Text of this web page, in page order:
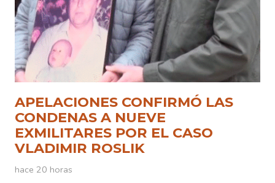
APELACIONES CONFIRMÓ LAS
CONDENAS A NUEVE
EXMILITARES POR EL CASO
VLADIMIR ROSLIK
hace 20 horas